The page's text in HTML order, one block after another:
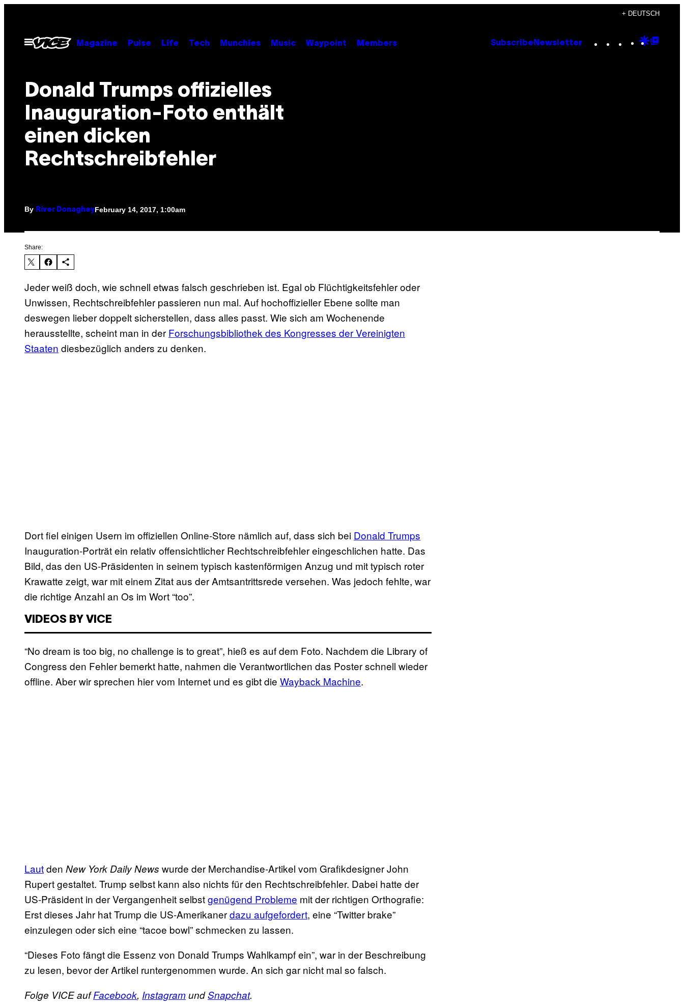
content
+ DEUTSCH
Open
Menu
Magazine Pulse Life Tech Munchies Music Waypoint Members Subscribe Newsletter Instagram
TikTok
YouTube
Google
Donald Trumps offizielles
Inauguration-Foto enthält
einen dicken
Rechtschreibfehler
By River DonagheyFebruary 14, 2017, 1:00am
Share:
Jeder weiß doch, wie schnell etwas falsch geschrieben ist. Egal ob Flüchtigkeitsfehler oder
Unwissen, Rechtschreibfehler passieren nun mal. Auf hochoffizieller Ebene sollte man
deswegen lieber doppelt sicherstellen, dass alles passt. Wie sich am Wochenende
herausstellte, scheint man in der Forschungsbibliothek des Kongresses der Vereinigten
Staaten diesbezüglich anders zu denken.
Dort fiel einigen Usern im offiziellen Online-Store nämlich auf, dass sich bei Donald Trumps
Inauguration-Porträt ein relativ offensichtlicher Rechtschreibfehler eingeschlichen hatte. Das
Bild, das den US-Präsidenten in seinem typisch kastenförmigen Anzug und mit typisch roter
Krawatte zeigt, war mit einem Zitat aus der Amtsantrittsrede versehen. Was jedoch fehlte, war
die richtige Anzahl an Os im Wort “too”.
VIDEOS BY VICE
“No dream is too big, no challenge is to great”, hieß es auf dem Foto. Nachdem die Library of
Congress den Fehler bemerkt hatte, nahmen die Verantwortlichen das Poster schnell wieder
offline. Aber wir sprechen hier vom Internet und es gibt die Wayback Machine.
Lautden New York Daily News wurde der Merchandise-Artikel vom Grafikdesigner John
Rupert gestaltet. Trump selbst kann also nichts für den Rechtschreibfehler. Dabei hatte der
US-Präsident in der Vergangenheit selbstgenügend Probleme mit der richtigen Orthografie:
Erst dieses Jahr hat Trump die US-Amerikanerdazu aufgefordert, eine “Twitter brake”
einzulegen oder sich eine “tacoe bowl” schmecken zu lassen.
“Dieses Foto fängt die Essenz von Donald Trumps Wahlkampf ein”, war in der Beschreibung
zu lesen, bevor der Artikel runtergenommen wurde. An sich gar nicht mal so falsch.
Folge VICE aufFacebook, InstagramundSnapchat.